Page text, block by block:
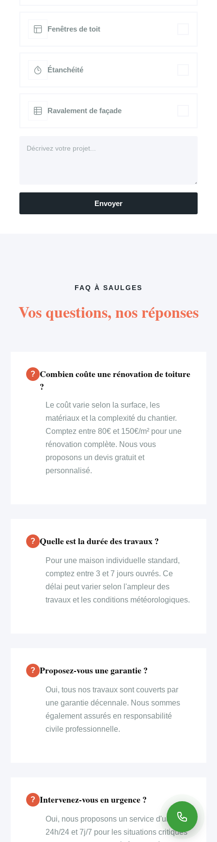
Fenêtres de toit
Étanchéité
Ravalement de façade
Envoyer
FAQ À SAULGES
Vos questions, nos réponses
Combien coûte une rénovation de toiture
?
Le coût varie selon la surface, les
matériaux et la complexité du chantier.
Comptez entre 80€ et 150€/m² pour une
rénovation complète. Nous vous
proposons un devis gratuit et
personnalisé.
Quelle est la durée des travaux ?
Pour une maison individuelle standard,
comptez entre 3 et 7 jours ouvrés. Ce
délai peut varier selon l'ampleur des
travaux et les conditions météorologiques.
Proposez-vous une garantie ?
Oui, tous nos travaux sont couverts par
une garantie décennale. Nous sommes
également assurés en responsabilité
civile professionnelle.
Intervenez-vous en urgence ?
Oui, nous proposons un service d'urgence
24h/24 et 7j/7 pour les situations critiques